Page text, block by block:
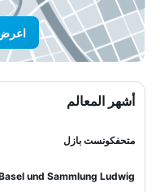
أشهر المعالم
متحفكونست بازل
und Sammlung Ludwig